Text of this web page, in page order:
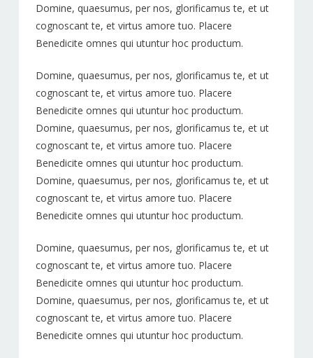
MY ACCOUNT
Domine, quaesumus, per nos, glorificamus te, et ut
cognoscant te, et virtus amore tuo. Placere
Benedicite omnes qui utuntur hoc productum.
Domine, quaesumus, per nos, glorificamus te, et ut
cognoscant te, et virtus amore tuo. Placere
Benedicite omnes qui utuntur hoc productum.
Domine, quaesumus, per nos, glorificamus te, et ut
cognoscant te, et virtus amore tuo. Placere
Benedicite omnes qui utuntur hoc productum.
Domine, quaesumus, per nos, glorificamus te, et ut
cognoscant te, et virtus amore tuo. Placere
Benedicite omnes qui utuntur hoc productum.
Domine, quaesumus, per nos, glorificamus te, et ut
cognoscant te, et virtus amore tuo. Placere
Benedicite omnes qui utuntur hoc productum.
Domine, quaesumus, per nos, glorificamus te, et ut
cognoscant te, et virtus amore tuo. Placere
Benedicite omnes qui utuntur hoc productum.